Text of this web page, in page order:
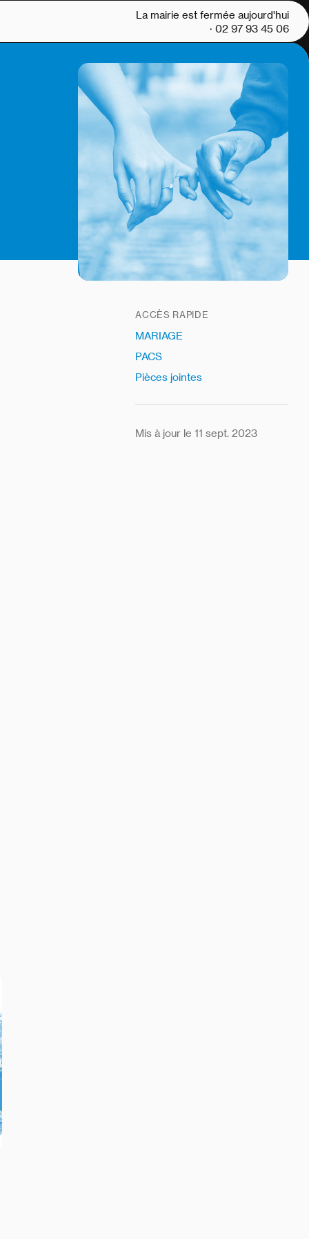
La mairie est fermée aujourd'hui
· 02 97 93 45 06
ACCÈS RAPIDE
MARIAGE
PACS
Pièces jointes
Mis à jour le 11 sept. 2023